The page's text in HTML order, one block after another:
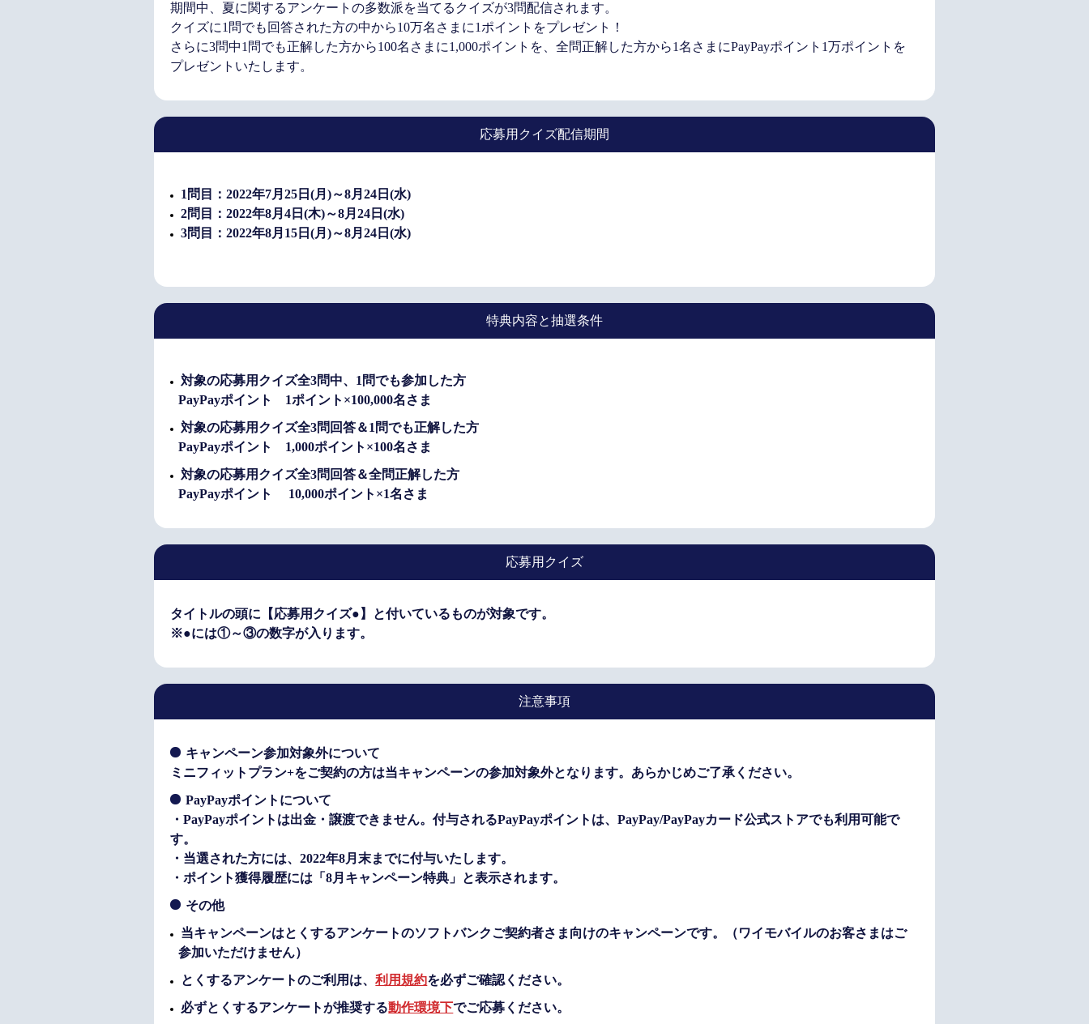
期間中、夏に関するアンケートの多数派を当てるクイズが3問配信されます。
クイズに1問でも回答された方の中から10万名さまに1ポイントをプレゼント！
さらに3問中1問でも正解した方から100名さまに1,000ポイントを、全問正解した方から1名さまにPayPayポイント1万ポイントを
プレゼントいたします。
応募用クイズ配信期間
1問目：2022年7月25日(月)～8月24日(水)
2問目：2022年8月4日(木)～8月24日(水)
3問目：2022年8月15日(月)～8月24日(水)
特典内容と抽選条件
対象の応募用クイズ全3問中、1問でも参加した方
PayPayポイント 1ポイント×100,000名さま
対象の応募用クイズ全3問回答＆1問でも正解した方
PayPayポイント 1,000ポイント×100名さま
対象の応募用クイズ全3問回答＆全問正解した方
PayPayポイント 10,000ポイント×1名さま
応募用クイズ
タイトルの頭に【応募用クイズ●】と付いているものが対象です。
※●には①～③の数字が入ります。
注意事項
キャンペーン参加対象外について
ミニフィットプラン+をご契約の方は当キャンペーンの参加対象外となります。あらかじめご了承ください。
PayPayポイントについて
・PayPayポイントは出金・譲渡できません。付与されるPayPayポイントは、PayPay/PayPayカード公式ストアでも利用可能で
す。
・当選された方には、2022年8月末までに付与いたします。
・ポイント獲得履歴には「8月キャンペーン特典」と表示されます。
その他
当キャンペーンはとくするアンケートのソフトバンクご契約者さま向けのキャンペーンです。（ワイモバイルのお客さまはご
参加いただけません）
とくするアンケートのご利用は、利用規約を必ずご確認ください。
必ずとくするアンケートが推奨する動作環境下でご応募ください。